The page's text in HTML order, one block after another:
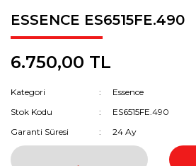
ESSENCE ES6515FE.490
6.750,00 TL
Kategori
Essence
Stok Kodu
ES6515FE.490
Garanti Süresi
24 Ay